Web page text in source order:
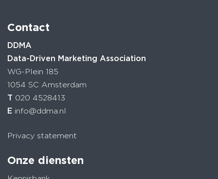
Contact
DDMA
Data-Driven Marketing Association
WG-Plein 185
1054 SC Amsterdam
T 020 4528413
E info@ddma.nl
Privacy statement
Onze diensten